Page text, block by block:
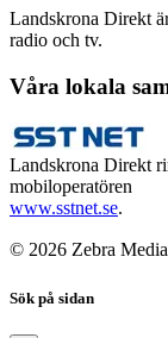
Landskrona Direkt
radio och tv.
Våra lokala
Landskrona Direkt
mobiloperatören
www.sstnet.se.
© 2026 Zebra
Sök på sidan